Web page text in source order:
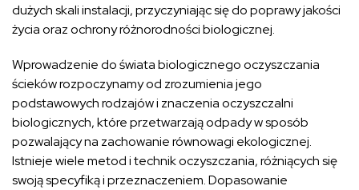
dużych skali instalacji, przyczyniając się do poprawy jakości
życia oraz ochrony różnorodności biologicznej.
Wprowadzenie do świata biologicznego oczyszczania
ścieków rozpoczynamy od zrozumienia jego
podstawowych rodzajów i znaczenia oczyszczalni
biologicznych, które przetwarzają odpady w sposób
pozwalający na zachowanie równowagi ekologicznej.
Istnieje wiele metod i technik oczyszczania, różniących się
swoją specyfiką i przeznaczeniem. Dopasowanie